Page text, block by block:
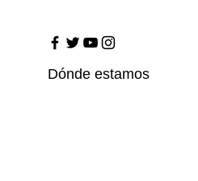
Dónde estamos